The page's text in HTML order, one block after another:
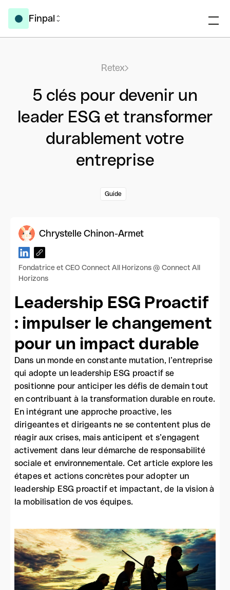
Finpal
Retex
5 clés pour devenir un
leader ESG et transformer
durablement votre
entreprise
Guide
Chrystelle Chinon-Armet
Fondatrice et CEO Connect All Horizons @ Connect All
Horizons
Leadership ESG Proactif
: impulser le changement
pour un impact durable
Dans un monde en constante mutation, l’entreprise
qui adopte un leadership ESG proactif se
positionne pour anticiper les défis de demain tout
en contribuant à la transformation durable en route.
En intégrant une approche proactive, les
dirigeantes et dirigeants ne se contentent plus de
réagir aux crises, mais anticipent et s’engagent
activement dans leur démarche de responsabilité
sociale et environnementale. Cet article explore les
étapes et actions concrètes pour adopter un
leadership ESG proactif et impactant, de la vision à
la mobilisation de vos équipes.